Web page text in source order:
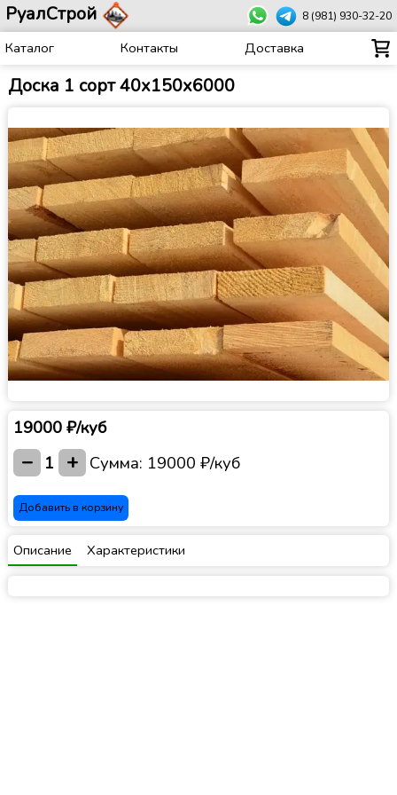
РуалСтрой 8 (981) 930-32-20
Каталог Контакты Доставка
Доска 1 сорт 40х150х6000
19000 ₽/куб
− 1 + Сумма: 19000 ₽/куб
Добавить в корзину
Описание Характеристики